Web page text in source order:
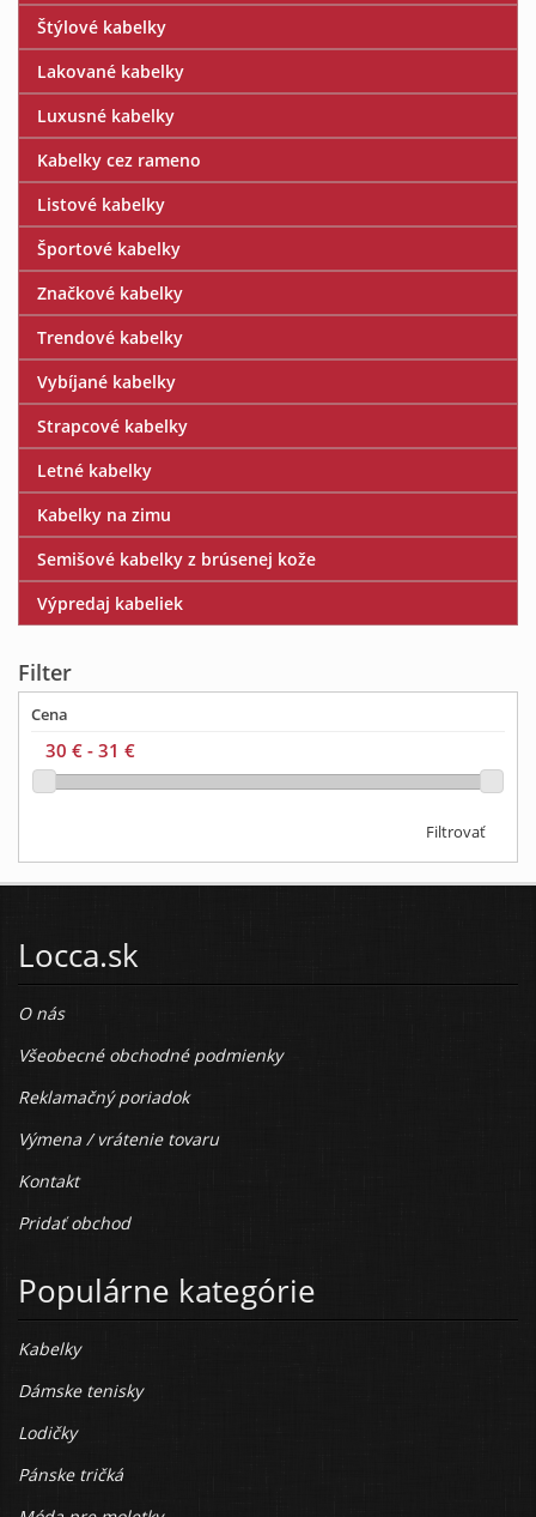
Štýlové kabelky
Lakované kabelky
Luxusné kabelky
Kabelky cez rameno
Listové kabelky
Športové kabelky
Značkové kabelky
Trendové kabelky
Vybíjané kabelky
Strapcové kabelky
Letné kabelky
Kabelky na zimu
Semišové kabelky z brúsenej kože
Výpredaj kabeliek
Filter
Cena
Filtrovať
Locca.sk
O nás
Všeobecné obchodné podmienky
Reklamačný poriadok
Výmena / vrátenie tovaru
Kontakt
Pridať obchod
Populárne kategórie
Kabelky
Dámske tenisky
Lodičky
Pánske tričká